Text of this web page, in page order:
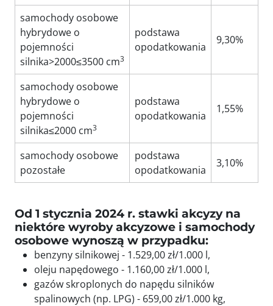
samochody osobowe
hybrydowe o
pojemności
silnika>2000≤3500 cm3
podstawa
opodatkowania
9,30%
samochody osobowe
hybrydowe o
pojemności
silnika≤2000 cm3
podstawa
opodatkowania
1,55%
samochody osobowe
pozostałe
podstawa
opodatkowania
3,10%
Od 1 stycznia 2024 r. stawki akcyzy na
niektóre wyroby akcyzowe i samochody
osobowe wynoszą w przypadku:
benzyny silnikowej - 1.529,00 zł/1.000 l,
oleju napędowego - 1.160,00 zł/1.000 l,
gazów skroplonych do napędu silników
spalinowych (np. LPG) - 659,00 zł/1.000 kg,